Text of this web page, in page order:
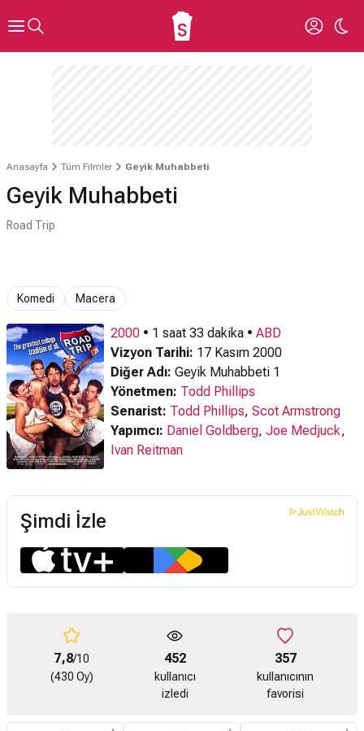
Anasayfa Tüm Filmler Geyik Muhabbeti
Geyik Muhabbeti
Road Trip
Komedi Macera
2000 • 1 saat 33 dakika • ABD
Vizyon Tarihi: 17 Kasım 2000
Diğer Adı: Geyik Muhabbeti 1
Yönetmen: Todd Phillips
Senarist: Todd Phillips, Scot Armstrong
Yapımcı: Daniel Goldberg, Joe Medjuck,
Ivan Reitman
Şimdi İzle
7,8/10
(430 Oy)
452
kullanıcı
izledi
357
kullanıcının
favorisi